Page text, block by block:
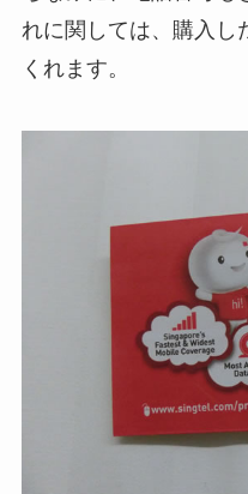
れに関しては、購入し
くれます。